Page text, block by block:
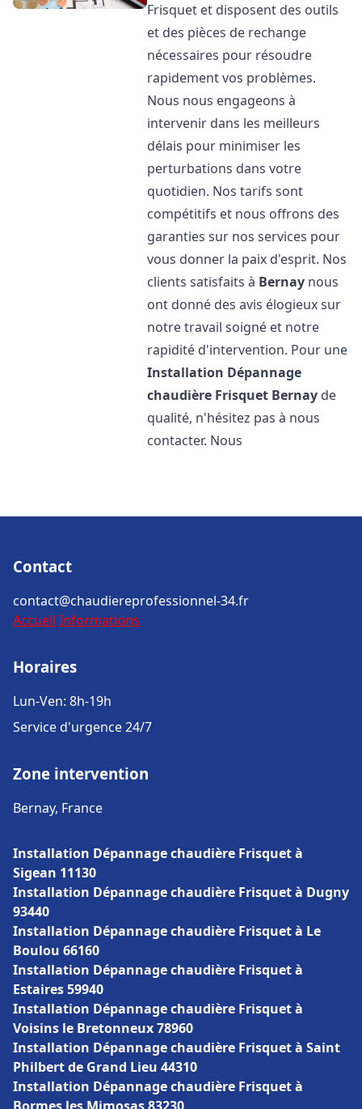
Frisquet et disposent des outils
et des pièces de rechange
nécessaires pour résoudre
rapidement vos problèmes.
Nous nous engageons à
intervenir dans les meilleurs
délais pour minimiser les
perturbations dans votre
quotidien. Nos tarifs sont
compétitifs et nous offrons des
garanties sur nos services pour
vous donner la paix d'esprit. Nos
clients satisfaits à Bernay nous
ont donné des avis élogieux sur
notre travail soigné et notre
rapidité d'intervention. Pour une
Installation Dépannage
chaudière Frisquet Bernay de
qualité, n'hésitez pas à nous
contacter. Nous
Contact
contact@chaudiereprofessionnel-34.fr
Accueil Informations
Horaires
Lun-Ven: 8h-19h
Service d'urgence 24/7
Zone intervention
Bernay, France
Installation Dépannage chaudière Frisquet à
Sigean 11130
Installation Dépannage chaudière Frisquet à Dugny
93440
Installation Dépannage chaudière Frisquet à Le
Boulou 66160
Installation Dépannage chaudière Frisquet à
Estaires 59940
Installation Dépannage chaudière Frisquet à
Voisins le Bretonneux 78960
Installation Dépannage chaudière Frisquet à Saint
Philbert de Grand Lieu 44310
Installation Dépannage chaudière Frisquet à